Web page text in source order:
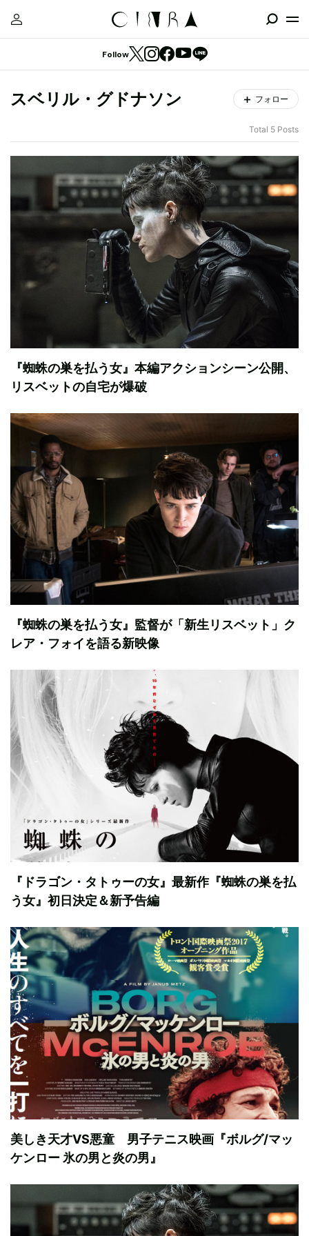
Follow
スベリル・グドナソン フォロー
Total 5 Posts
『蜘蛛の巣を払う女』本編アクションシーン公開、
リスベットの自宅が爆破
『蜘蛛の巣を払う女』監督が「新生リスベット」ク
レア・フォイを語る新映像
『ドラゴン・タトゥーの女』最新作『蜘蛛の巣を払
う女』初日決定＆新予告編
美しき天才VS悪童 男子テニス映画『ボルグ/マッ
ケンロー 氷の男と炎の男』